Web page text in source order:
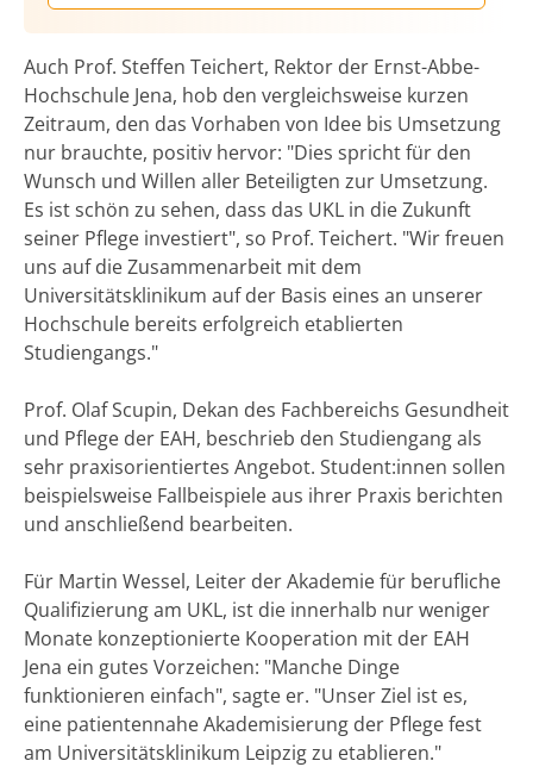
Auch Prof. Steffen Teichert, Rektor der Ernst-Abbe-
Hochschule Jena, hob den vergleichsweise kurzen
Zeitraum, den das Vorhaben von Idee bis Umsetzung
nur brauchte, positiv hervor: "Dies spricht für den
Wunsch und Willen aller Beteiligten zur Umsetzung.
Es ist schön zu sehen, dass das UKL in die Zukunft
seiner Pflege investiert", so Prof. Teichert. "Wir freuen
uns auf die Zusammenarbeit mit dem
Universitätsklinikum auf der Basis eines an unserer
Hochschule bereits erfolgreich etablierten
Studiengangs."
Prof. Olaf Scupin, Dekan des Fachbereichs Gesundheit
und Pflege der EAH, beschrieb den Studiengang als
sehr praxisorientiertes Angebot. Student:innen sollen
beispielsweise Fallbeispiele aus ihrer Praxis berichten
und anschließend bearbeiten.
Für Martin Wessel, Leiter der Akademie für berufliche
Qualifizierung am UKL, ist die innerhalb nur weniger
Monate konzeptionierte Kooperation mit der EAH
Jena ein gutes Vorzeichen: "Manche Dinge
funktionieren einfach", sagte er. "Unser Ziel ist es,
eine patientennahe Akademisierung der Pflege fest
am Universitätsklinikum Leipzig zu etablieren."